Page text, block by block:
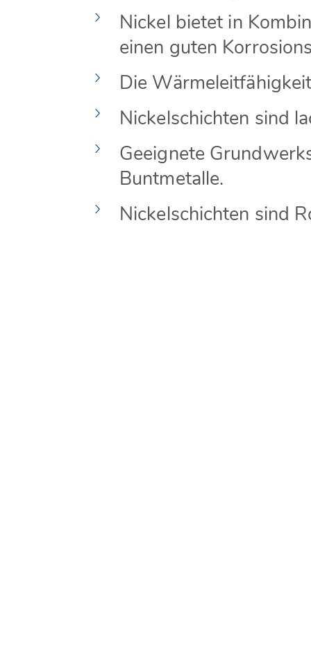
Nickel bietet in
einen guten
Die
Nickelschichten sind
Geeignete
Buntmetalle.
Nickelschichten sind